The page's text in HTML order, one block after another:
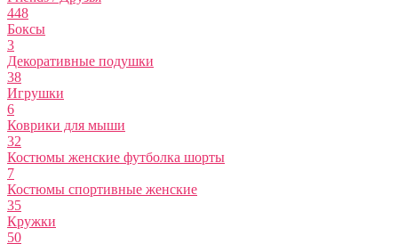
448
Боксы
3
Декоративные подушки
38
Игрушки
6
Коврики для мыши
32
Костюмы женские футболка шорты
7
Костюмы спортивные женские
35
Кружки
50